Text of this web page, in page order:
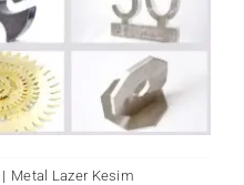
| Metal Lazer Kesim